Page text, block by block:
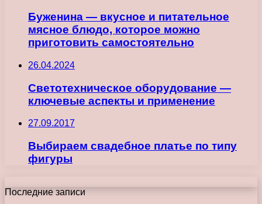
Буженина — вкусное и питательное
мясное блюдо, которое можно
приготовить самостоятельно
26.04.2024
Светотехническое оборудование —
ключевые аспекты и применение
27.09.2017
Выбираем свадебное платье по типу
фигуры
Последние записи